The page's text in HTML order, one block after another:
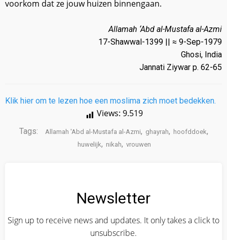
voorkom dat ze jouw huizen binnengaan.
Allamah ‘Abd al-Mustafa al-Azmi
17-Shawwal-1399 || ≈ 9-Sep-1979
Ghosi, India
Jannati Ziywar p. 62-65
Klik hier om te lezen hoe een moslima zich moet bedekken.
Views: 9.519
Tags: Allamah 'Abd al-Mustafa al-Azmi, ghayrah, hoofddoek,
huwelijk, nikah, vrouwen
Newsletter
Sign up to receive news and updates. It only takes a click to
unsubscribe.